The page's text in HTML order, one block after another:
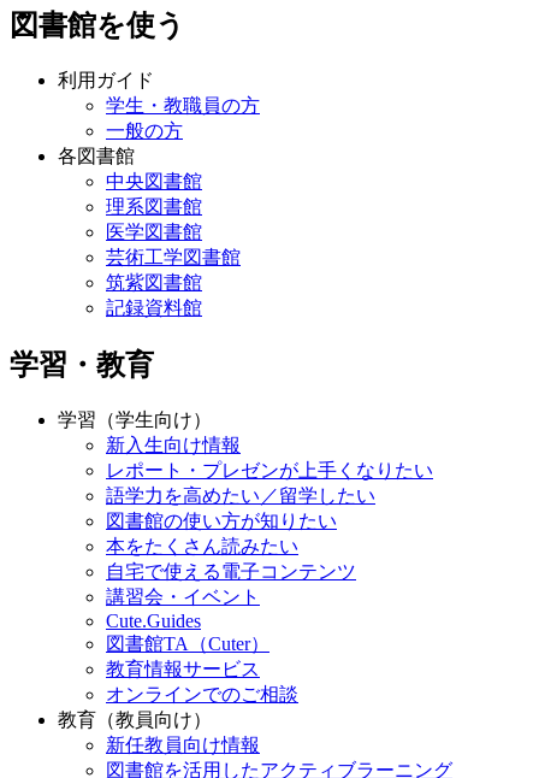
図書館を使う
利用ガイド
学生・教職員の方
一般の方
各図書館
中央図書館
理系図書館
医学図書館
芸術工学図書館
筑紫図書館
記録資料館
学習・教育
学習（学生向け）
新入生向け情報
レポート・プレゼンが上手くなりたい
語学力を高めたい／留学したい
図書館の使い方が知りたい
本をたくさん読みたい
自宅で使える電子コンテンツ
講習会・イベント
Cute.Guides
図書館TA（Cuter）
教育情報サービス
オンラインでのご相談
教育（教員向け）
新任教員向け情報
図書館を活用したアクティブラーニング